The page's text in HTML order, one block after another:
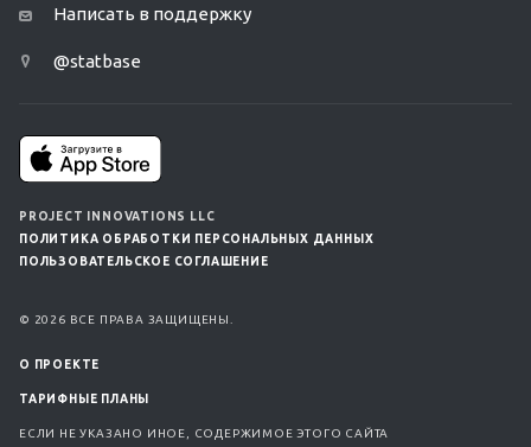
Написать в поддержку
@statbase
PROJECT INNOVATIONS LLC
ПОЛИТИКА ОБРАБОТКИ ПЕРСОНАЛЬНЫХ ДАННЫХ
ПОЛЬЗОВАТЕЛЬСКОЕ СОГЛАШЕНИЕ
© 2026 ВСЕ ПРАВА ЗАЩИЩЕНЫ.
О ПРОЕКТЕ
ТАРИФНЫЕ ПЛАНЫ
ЕСЛИ НЕ УКАЗАНО ИНОЕ, СОДЕРЖИМОЕ ЭТОГО САЙТА